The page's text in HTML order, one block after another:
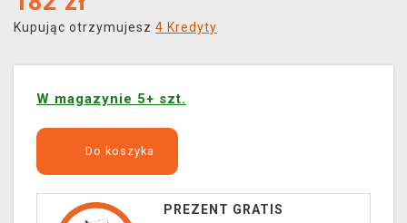
Kupując otrzymujesz 4 Kredyty
W magazynie 5+ szt.
Do koszyka
PREZENT GRATIS